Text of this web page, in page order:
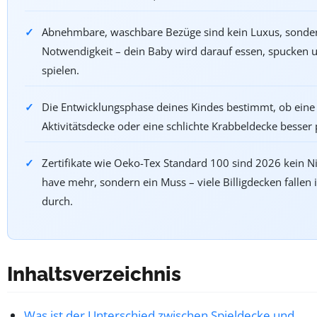
Abnehmbare, waschbare Bezüge sind kein Luxus,
Notwendigkeit – dein Baby wird darauf essen, spucken
spielen.
Die Entwicklungsphase deines Kindes bestimmt, ob eine
Aktivitätsdecke oder eine schlichte Krabbeldecke besser
Zertifikate wie Oeko-Tex Standard 100 sind 2026 kein
have mehr, sondern ein Muss – viele Billigdecken fallen
durch.
Inhaltsverzeichnis